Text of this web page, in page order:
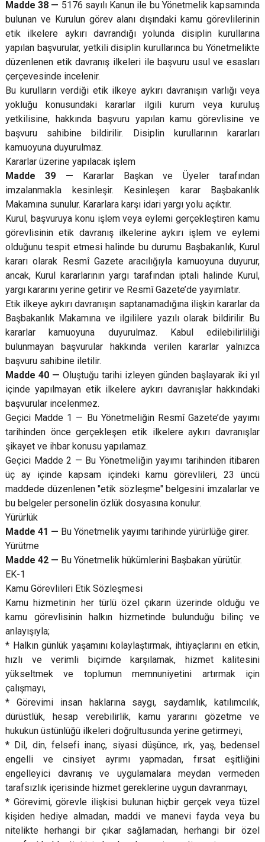
Madde 38 — 5176 sayılı Kanun ile bu Yönetmelik kapsamında
bulunan ve Kurulun görev alanı dışındaki kamu görevlilerinin
etik ilkelere aykırı davrandığı yolunda disiplin kurullarına
yapılan başvurular, yetkili disiplin kurullarınca bu Yönetmelikte
düzenlenen etik davranış ilkeleri ile başvuru usul ve esasları
çerçevesinde incelenir.
Bu kurulların verdiği etik ilkeye aykırı davranışın varlığı veya
yokluğu konusundaki kararlar ilgili kurum veya kuruluş
yetkilisine, hakkında başvuru yapılan kamu görevlisine ve
başvuru sahibine bildirilir. Disiplin kurullarının kararları
kamuoyuna duyurulmaz.
Kararlar üzerine yapılacak işlem
Madde 39 — Kararlar Başkan ve Üyeler tarafından
imzalanmakla kesinleşir. Kesinleşen karar Başbakanlık
Makamına sunulur. Kararlara karşı idari yargı yolu açıktır.
Kurul, başvuruya konu işlem veya eylemi gerçekleştiren kamu
görevlisinin etik davranış ilkelerine aykırı işlem ve eylemi
olduğunu tespit etmesi halinde bu durumu Başbakanlık, Kurul
kararı olarak Resmî Gazete aracılığıyla kamuoyuna duyurur,
ancak, Kurul kararlarının yargı tarafından iptali halinde Kurul,
yargı kararını yerine getirir ve Resmî Gazete’de yayımlatır.
Etik ilkeye aykırı davranışın saptanamadığına ilişkin kararlar da
Başbakanlık Makamına ve ilgililere yazılı olarak bildirilir. Bu
kararlar kamuoyuna duyurulmaz. Kabul edilebilirliliği
bulunmayan başvurular hakkında verilen kararlar yalnızca
başvuru sahibine iletilir.
Madde 40 — Oluştuğu tarihi izleyen günden başlayarak iki yıl
içinde yapılmayan etik ilkelere aykırı davranışlar hakkındaki
başvurular incelenmez.
Geçici Madde 1 — Bu Yönetmeliğin Resmî Gazete’de yayımı
tarihinden önce gerçekleşen etik ilkelere aykırı davranışlar
şikayet ve ihbar konusu yapılamaz.
Geçici Madde 2 — Bu Yönetmeliğin yayımı tarihinden itibaren
üç ay içinde kapsam içindeki kamu görevlileri, 23 üncü
maddede düzenlenen "etik sözleşme" belgesini imzalarlar ve
bu belgeler personelin özlük dosyasına konulur.
Yürürlük
Madde 41 — Bu Yönetmelik yayımı tarihinde yürürlüğe girer.
Yürütme
Madde 42 — Bu Yönetmelik hükümlerini Başbakan yürütür.
EK-1
Kamu Görevlileri Etik Sözleşmesi
Kamu hizmetinin her türlü özel çıkarın üzerinde olduğu ve
kamu görevlisinin halkın hizmetinde bulunduğu bilinç ve
anlayışıyla;
* Halkın günlük yaşamını kolaylaştırmak, ihtiyaçlarını en etkin,
hızlı ve verimli biçimde karşılamak, hizmet kalitesini
yükseltmek ve toplumun memnuniyetini artırmak için
çalışmayı,
* Görevimi insan haklarına saygı, saydamlık, katılımcılık,
dürüstlük, hesap verebilirlik, kamu yararını gözetme ve
hukukun üstünlüğü ilkeleri doğrultusunda yerine getirmeyi,
* Dil, din, felsefi inanç, siyasi düşünce, ırk, yaş, bedensel
engelli ve cinsiyet ayrımı yapmadan, fırsat eşitliğini
engelleyici davranış ve uygulamalara meydan vermeden
tarafsızlık içerisinde hizmet gereklerine uygun davranmayı,
* Görevimi, görevle ilişkisi bulunan hiçbir gerçek veya tüzel
kişiden hediye almadan, maddi ve manevi fayda veya bu
nitelikte herhangi bir çıkar sağlamadan, herhangi bir özel